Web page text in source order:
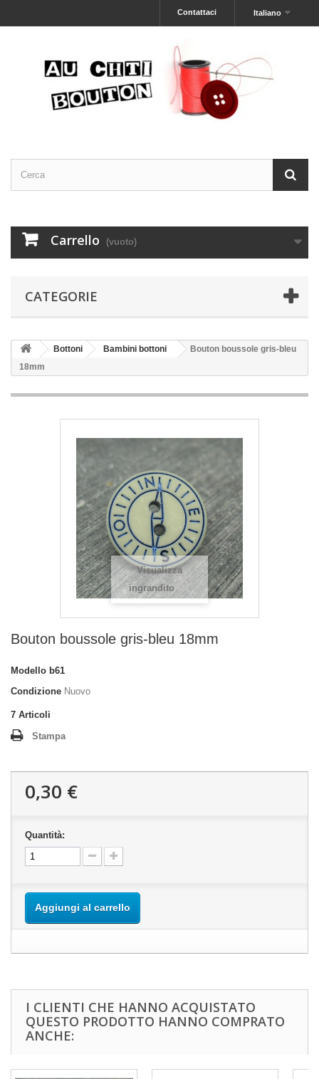
Italiano
Contattaci
Carrello (vuoto)
CATEGORIE
Bottoni Bambini bottoni
Bouton boussole gris-bleu
18mm
Visualizza
ingrandito
Bouton boussole gris-bleu 18mm
Modello b61
Condizione Nuovo
7 Articoli
Stampa
0,30 €
Quantità:
Aggiungi al carrello
I CLIENTI CHE HANNO ACQUISTATO
QUESTO PRODOTTO HANNO COMPRATO
ANCHE: